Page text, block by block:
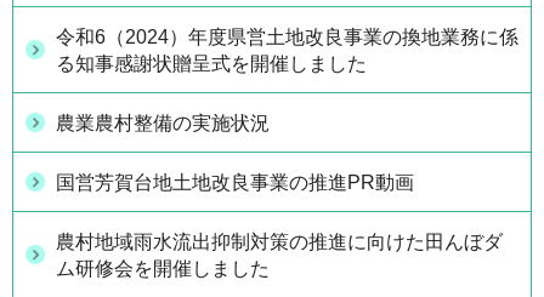
令和6（2024）年度県営土地改良事業の換地業務に係
る知事感謝状贈呈式を開催しました
農業農村整備の実施状況
国営芳賀台地土地改良事業の推進PR動画
農村地域雨水流出抑制対策の推進に向けた田んぼダ
ム研修会を開催しました